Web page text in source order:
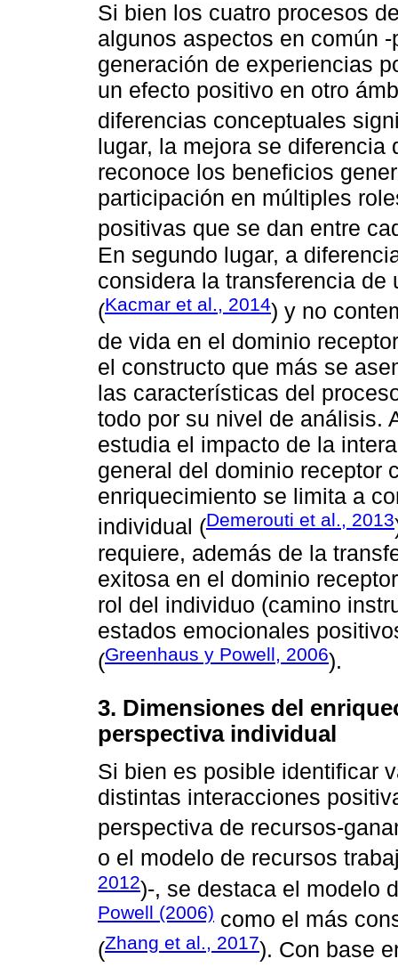
Si bien los cuatro procesos
algunos aspectos en común
generación de experiencias
un efecto positivo en otro
diferencias conceptuales
lugar, la mejora se diferencia
reconoce los beneficios
participación en múltiples
positivas que se dan entre
En segundo lugar, a
considera la transferencia
(Kacmar et al., 2014) y no
de vida en el dominio
el constructo que más se
las características del
todo por su nivel de análisis.
estudia el impacto de la
general del dominio receptor
enriquecimiento se limita a
individual (Demerouti et al., 2013
requiere, además de la
exitosa en el dominio
rol del individuo (camino
estados emocionales
(Greenhaus y Powell, 2006).
3. Dimensiones del
perspectiva individual
Si bien es posible identificar
distintas interacciones
perspectiva de recursos-
o el modelo de recursos
2012)-, se destaca el modelo
Powell (2006) como el más
(Zhang et al., 2017). Con base